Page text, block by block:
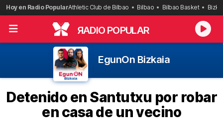
Saltar
al
contenido
Hoy en Radio PopularAthletic Club de Bilbao Bilbao Bilbao Basket
RADIO POPULAR
EgunOn Bizkaia
Detenido en Santutxu por robar
en casa de un vecino